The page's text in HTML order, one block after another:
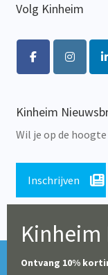
Volg Kinheim
Kinheim
Wil je op de
Inschrijven
© Alle rechten
Tijdens de
Ontvang 10%